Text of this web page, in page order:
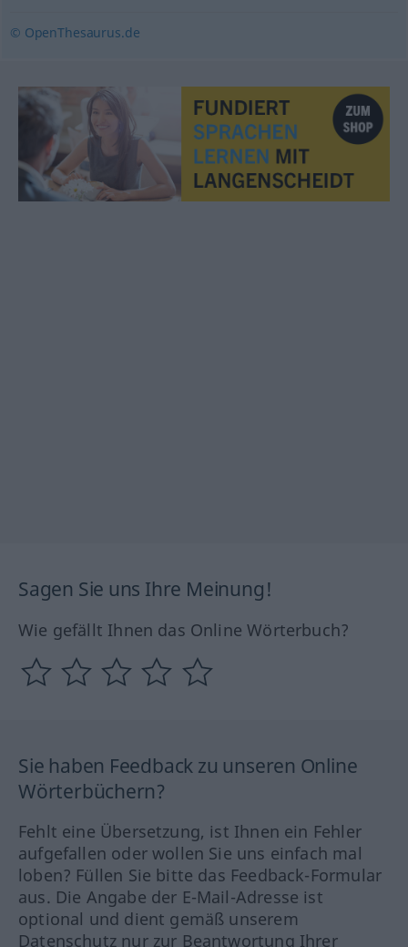
© OpenThesaurus.de
Sagen Sie uns Ihre Meinung!
Wie gefällt Ihnen das Online Wörterbuch?
Sie haben Feedback zu unseren Online
Wörterbüchern?
Fehlt eine Übersetzung, ist Ihnen ein Fehler
aufgefallen oder wollen Sie uns einfach mal
loben? Füllen Sie bitte das Feedback-Formular
aus. Die Angabe der E-Mail-Adresse ist
optional und dient gemäß unserem
Datenschutz nur zur Beantwortung Ihrer